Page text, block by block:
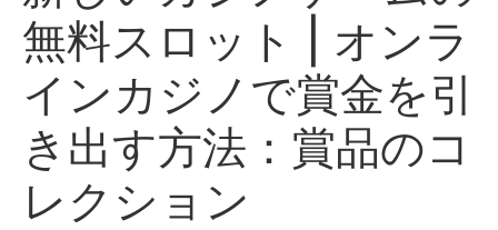
無料スロット | オンラ
インカジノで賞金を引
き出す方法：賞品のコ
レクション